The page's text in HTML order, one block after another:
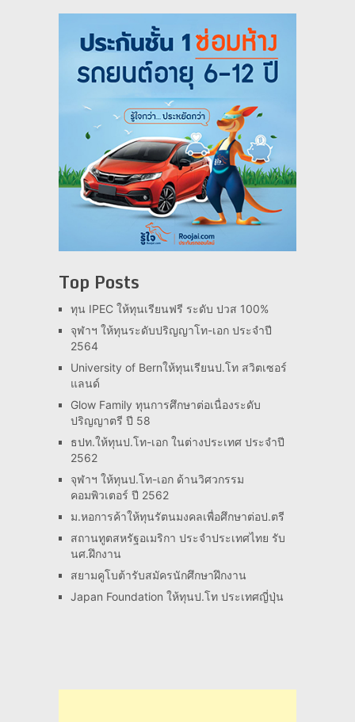
Top Posts
ทุน IPEC ให้ทุนเรียนฟรี ระดับ ปวส 100%
จุฬาฯ ให้ทุนระดับปริญญาโท-เอก ประจำปี
2564
University of Bernให้ทุนเรียนป.โท สวิตเซอร์
แลนด์
Glow Family ทุนการศึกษาต่อเนื่องระดับ
ปริญญาตรี ปี 58
ธปท.ให้ทุนป.โท-เอก ในต่างประเทศ ประจำปี
2562
จุฬาฯ ให้ทุนป.โท-เอก ด้านวิศวกรรม
คอมพิวเตอร์ ปี 2562
ม.หอการค้าให้ทุนรัตนมงคลเพื่อศึกษาต่อป.ตรี
สถานทูตสหรัฐอเมริกา ประจำประเทศไทย รับ
นศ.ฝึกงาน
สยามคูโบต้ารับสมัครนักศึกษาฝึกงาน
Japan Foundation ให้ทุนป.โท ประเทศญี่ปุ่น